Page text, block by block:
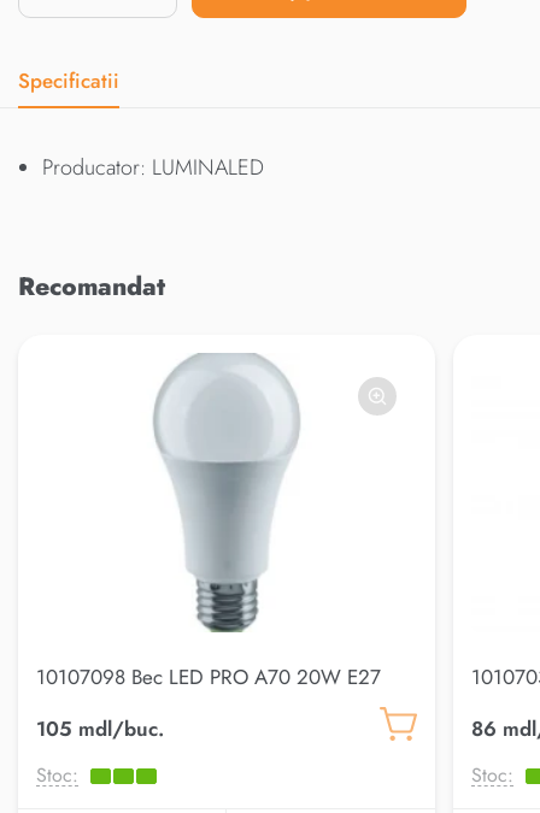
Specificatii
Producator: LUMINALED
Recomandat
10107098 Bec LED PRO A70 20W E27
105 mdl/buc.
Stoc:
86
Stoc: